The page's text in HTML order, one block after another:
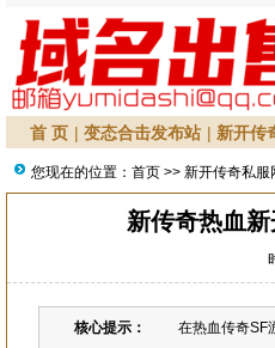
首 页 | 变态合击发布站 | 新开传
您现在的位置： 首页 >> 新开传奇私服
新传奇热血
核心提示：
在热血传奇SF游